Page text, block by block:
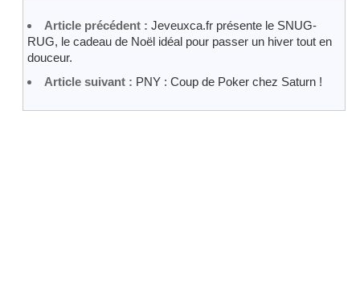
Article précédent : Jeveuxca.fr présente le SNUG-
RUG, le cadeau de Noël idéal pour passer un hiver tout en
douceur.
Article suivant : PNY : Coup de Poker chez Saturn !